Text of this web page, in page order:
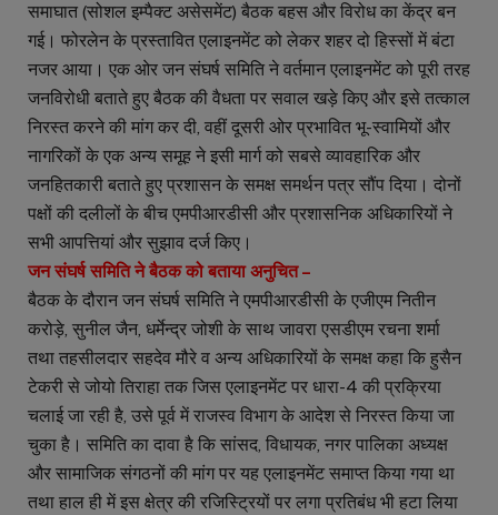
समाघात (सोशल इम्पैक्ट असेसमेंट) बैठक बहस और विरोध का केंद्र बन
गई। फोरलेन के प्रस्तावित एलाइनमेंट को लेकर शहर दो हिस्सों में बंटा
नजर आया। एक ओर जन संघर्ष समिति ने वर्तमान एलाइनमेंट को पूरी तरह
जनविरोधी बताते हुए बैठक की वैधता पर सवाल खड़े किए और इसे तत्काल
निरस्त करने की मांग कर दी, वहीं दूसरी ओर प्रभावित भू-स्वामियों और
नागरिकों के एक अन्य समूह ने इसी मार्ग को सबसे व्यावहारिक और
जनहितकारी बताते हुए प्रशासन के समक्ष समर्थन पत्र सौंप दिया। दोनों
पक्षों की दलीलों के बीच एमपीआरडीसी और प्रशासनिक अधिकारियों ने
सभी आपत्तियां और सुझाव दर्ज किए।
जन संघर्ष समिति ने बैठक को बताया अनुचित –
बैठक के दौरान जन संघर्ष समिति ने एमपीआरडीसी के एजीएम नितीन
करोड़े, सुनील जैन, धर्मेन्द्र जोशी के साथ जावरा एसडीएम रचना शर्मा
तथा तहसीलदार सहदेव मौरे व अन्य अधिकारियों के समक्ष कहा कि हुसैन
टेकरी से जोयो तिराहा तक जिस एलाइनमेंट पर धारा-4 की प्रक्रिया
चलाई जा रही है, उसे पूर्व में राजस्व विभाग के आदेश से निरस्त किया जा
चुका है। समिति का दावा है कि सांसद, विधायक, नगर पालिका अध्यक्ष
और सामाजिक संगठनों की मांग पर यह एलाइनमेंट समाप्त किया गया था
तथा हाल ही में इस क्षेत्र की रजिस्ट्रियों पर लगा प्रतिबंध भी हटा लिया